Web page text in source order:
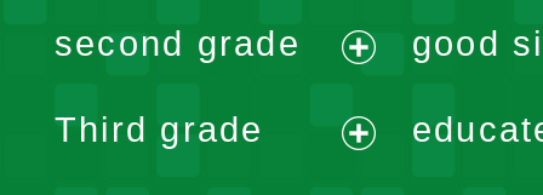
menu
second grade
menu
Third grade
good